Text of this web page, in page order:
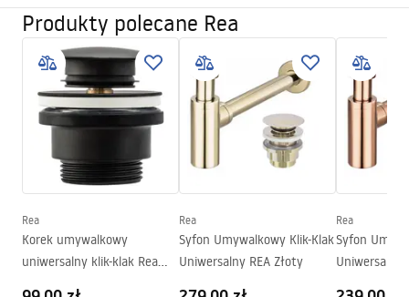
Kolor:
Imitacja kamienia
Wykończenie:
Połysk
Długość:
530
Szerokość (mm):
330mm
Wysokość (mm):
150
Głębokość (mm):
Kształt:
Otwór na baterię:
Otwór przelewowy
Nie
Instrukcja montażu
Basin.pdf
Karta produktu
UMYWALKA PAMELA AIAX SHINY - NABLATOWA.pdf
Deklaracja Właściwości Użytkowych
PAMELA SHINY AIAX Deklaracja.pdf
Produkty polecane Rea
Rea
Korek umywalkowy
uniwersalny klik-klak Rea
Rea
Syfon Umywalkowy Klik-Klak
Uniwersalny REA Złoty
Rea
Syfon
Uniwersalny